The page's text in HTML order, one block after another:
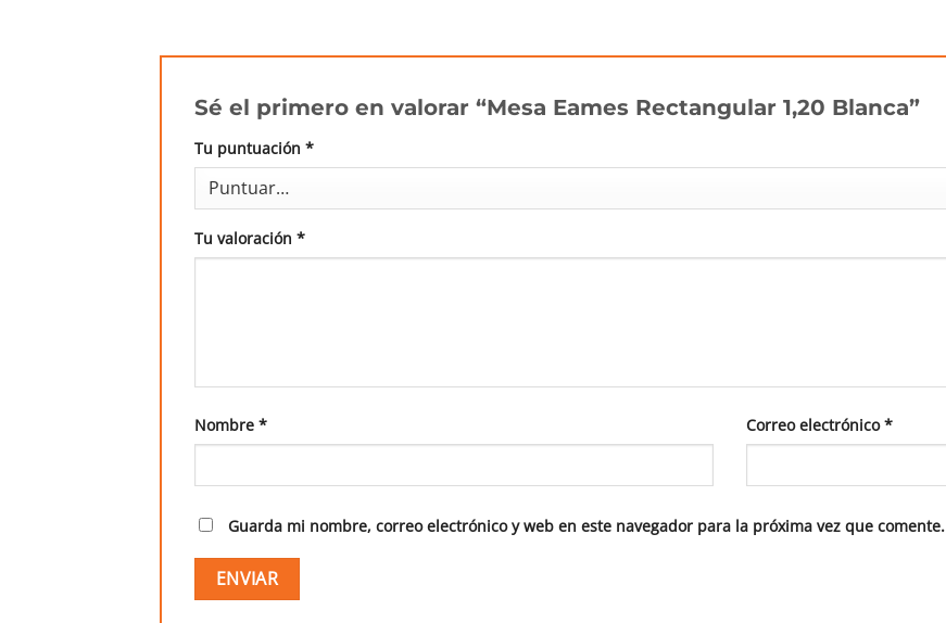
Sé el primero en valorar “Mesa Eames Rectangular 1,20 Blanca”
Tu puntuación *
Tu valoración *
Nombre * Correo electrónico*
Guarda mi nombre, correo electrónico y web en este navegador para la próxima vez que comente.